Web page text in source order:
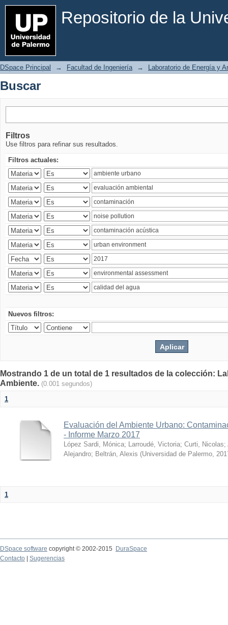
Repositorio de la
Buscar
DSpace Principal → Facultad de Ingeniería → Laboratorio de Energía y
Buscar
Filtros
Use filtros para refinar sus resultados.
Filtros actuales:
Nuevos filtros:
Mostrando 1 de un total de 1 resultados de la colección:
Ambiente. (0.001 segundos)
1
Evaluación del Ambiente Urbano:
- Informe Marzo 2017
López Sardi, Mónica; Larroudé, Victoria; Curti, Nicolas;
Alejandro; Beltrán, Alexis (Universidad de Palermo,
1
DSpace software copyright © 2002-2015
DuraSpace
Contacto
Sugerencias